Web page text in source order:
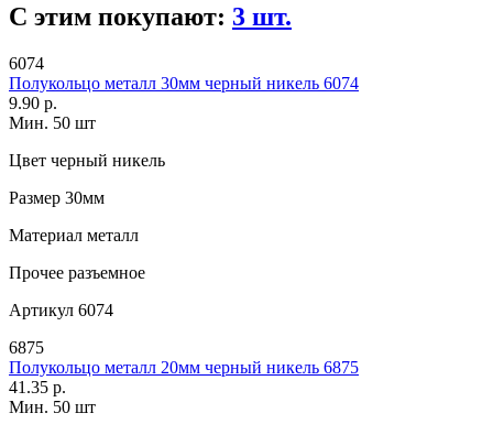
С этим покупают: 3 шт.
6074
Полукольцо металл 30мм черный никель 6074
9.90 р.
Мин. 50 шт
Цвет черный никель
Размер 30мм
Материал металл
Прочее разъемное
Артикул 6074
6875
Полукольцо металл 20мм черный никель 6875
41.35 р.
Мин. 50 шт